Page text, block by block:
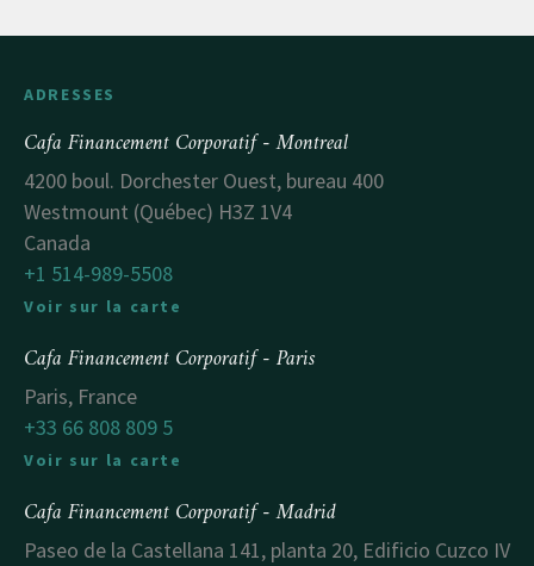
ADRESSES
Cafa Financement Corporatif - Montreal
4200 boul. Dorchester Ouest, bureau 400
Westmount (Québec) H3Z 1V4
Canada
+1 514-989-5508
Voir sur la carte
Cafa Financement Corporatif - Paris
Paris, France
+33 66 808 809 5
Voir sur la carte
Cafa Financement Corporatif - Madrid
Paseo de la Castellana 141, planta 20, Edificio Cuzco IV